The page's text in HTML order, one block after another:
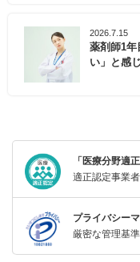
2026.7.15
薬剤師1年
い」と感
「医療分野適
適正認定事業
プライバシー
厳密な管理基